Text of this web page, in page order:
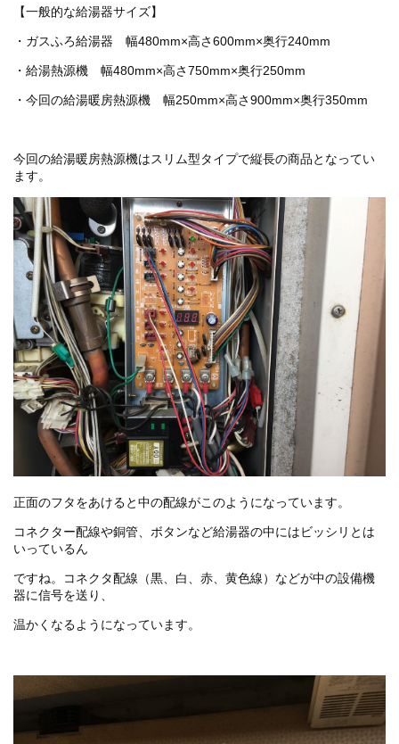
【一般的な給湯器サイズ】
・ガスふろ給湯器 幅480mm×高さ600mm×奥行240mm
・給湯熱源機 幅480mm×高さ750mm×奥行250mm
・今回の給湯暖房熱源機 幅250mm×高さ900mm×奥行350mm
今回の給湯暖房熱源機はスリム型タイプで縦長の商品となってい
ます。
正面のフタをあけると中の配線がこのようになっています。
コネクター配線や銅管、ボタンなど給湯器の中にはビッシリとは
いっているん
ですね。コネクタ配線（黒、白、赤、黄色線）などが中の設備機
器に信号を送り、
温かくなるようになっています。